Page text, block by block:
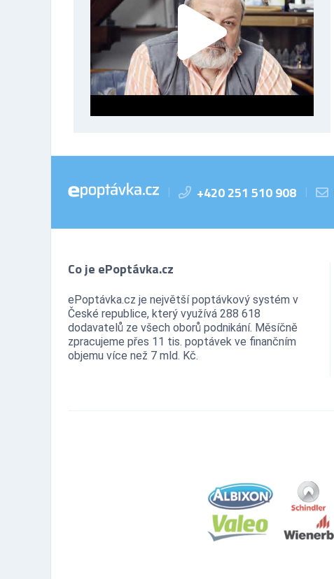
| +420 251 510 908 |
Co je ePoptávka.cz
ePoptávka.cz je největší poptávkový systém v
České republice, který využívá 288 618
dodavatelů ze všech oborů podnikání. Měsíčně
zpracujeme přes 11 tis. poptávek ve finančním
objemu více než 7 mld. Kč.